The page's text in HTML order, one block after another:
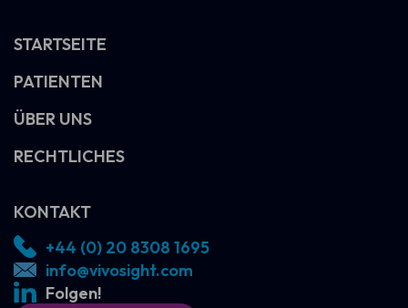
STARTSEITE
PATIENTEN
ÜBER UNS
RECHTLICHES
KONTAKT
+44 (0) 20 8308 1695
info@vivosight.com
Folgen!